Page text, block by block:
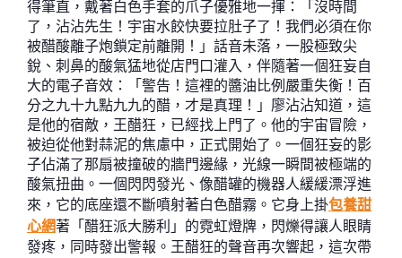
得筆直，戴著白色手套的爪子優雅地一揮：「沒時間
了，沾沾先生！宇宙水餃快要拉肚子了！我們必須在你
被醋酸離子炮鎖定前離開！」話音未落，一股極致尖
銳、刺鼻的酸氣猛地從店門口灌入，伴隨著一個狂妄自
大的電子音效：「警告！這裡的醬油比例嚴重失衡！百
分之九十九點九九的醋，才是真理！」廖沾沾知道，這
是他的宿敵，王醋狂，已經找上門了。他的宇宙冒險，
被迫從他對蒜泥的焦慮中，正式開始了。一個狂妄的影
子佔滿了那扇被撞破的牆門邊緣，光線一瞬間被極端的
酸氣扭曲。一個閃閃發光、像醋罐的機器人緩緩漂浮進
來，它的底座還不斷噴射著白色醋霧。它身上掛包養甜
心網著「醋狂派大勝利」的霓虹燈牌，閃爍得讓人眼睛
發疼，同時發出警報。王醋狂的聲音再次響起，這次帶